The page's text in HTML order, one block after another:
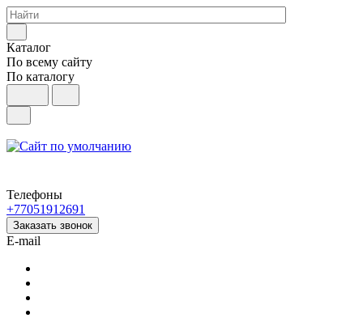
Каталог
По всему сайту
По каталогу
Телефоны
+77051912691
Заказать звонок
E-mail